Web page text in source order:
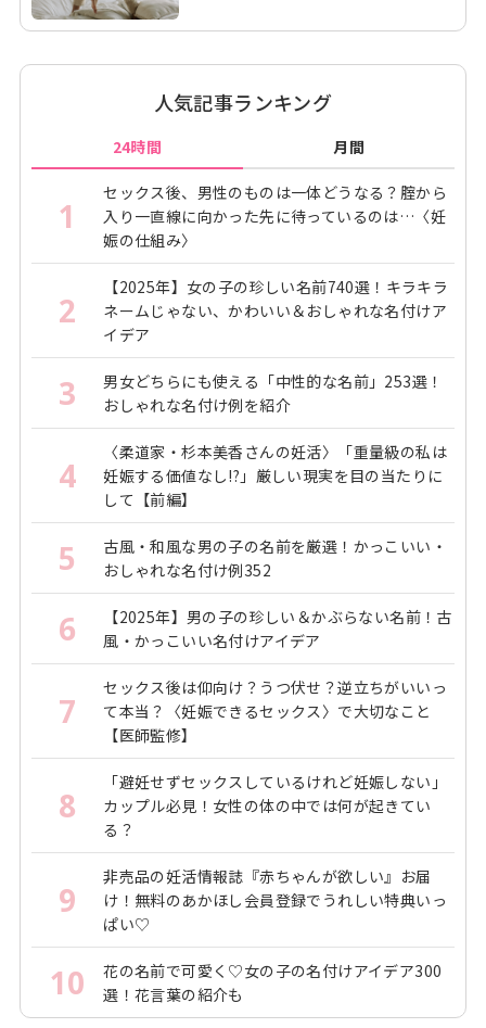
人気記事ランキング
24時間 月間
1
セックス後、男性のものは一体どうなる？腟から
入り一直線に向かった先に待っているのは…〈妊
娠の仕組み〉
2
【2025年】女の子の珍しい名前740選！キラキラ
ネームじゃない、かわいい＆おしゃれな名付けア
イデア
3
男女どちらにも使える「中性的な名前」253選！
おしゃれな名付け例を紹介
4
〈柔道家・杉本美香さんの妊活〉「重量級の私は
妊娠する価値なし!?」厳しい現実を目の当たりに
して【前編】
5
古風・和風な男の子の名前を厳選！かっこいい・
おしゃれな名付け例352
6
【2025年】男の子の珍しい＆かぶらない名前！古
風・かっこいい名付けアイデア
7
セックス後は仰向け？うつ伏せ？逆立ちがいいっ
て本当？〈妊娠できるセックス〉で大切なこと
【医師監修】
8
「避妊せずセックスしているけれど妊娠しない」
カップル必見！女性の体の中では何が起きてい
る？
9
非売品の妊活情報誌『赤ちゃんが欲しい』お届
け！無料のあかほし会員登録でうれしい特典いっ
ぱい♡
10
花の名前で可愛く♡女の子の名付けアイデア300
選！花言葉の紹介も